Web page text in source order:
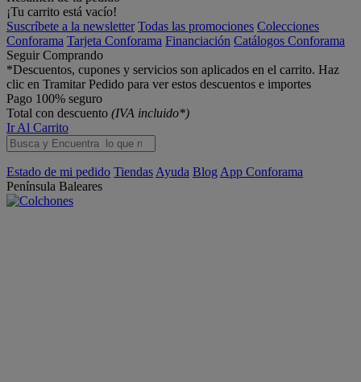
¡Tu carrito está vacío!
Suscríbete a la newsletter Todas las promociones Colecciones
Conforama Tarjeta Conforama Financiación Catálogos Conforama
Seguir Comprando
*Descuentos, cupones y servicios son aplicados en el carrito. Haz
clic en Tramitar Pedido para ver estos descuentos e importes
Pago 100% seguro
Total con descuento (IVA incluido*)
Ir Al Carrito
Estado de mi pedido Tiendas Ayuda Blog App Conforama
Península Baleares